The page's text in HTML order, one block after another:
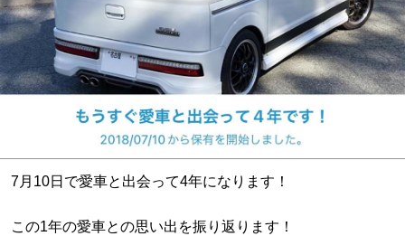
7月10日で愛車と出会って4年になります！
この1年の愛車との思い出を振り返ります！